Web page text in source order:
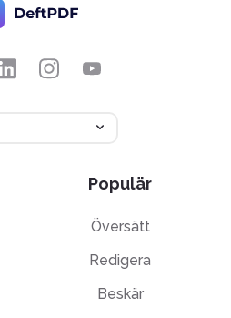
Populär
Översätt
Redigera
Beskär